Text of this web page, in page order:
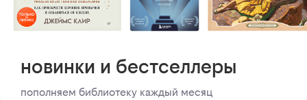
новинки и бестселлеры
пополняем библиотеку каждый месяц